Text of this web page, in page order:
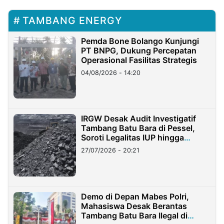
TAMBANG ENERGY
Pemda Bone Bolango Kunjungi
PT BNPG, Dukung Percepatan
Operasional Fasilitas Strategis
04/08/2026 - 14:20
IRGW Desak Audit Investigatif
Tambang Batu Bara di Pessel,
Soroti Legalitas IUP hingga
Stockpile
27/07/2026 - 20:21
Demo di Depan Mabes Polri,
Mahasiswa Desak Berantas
Tambang Batu Bara Ilegal di